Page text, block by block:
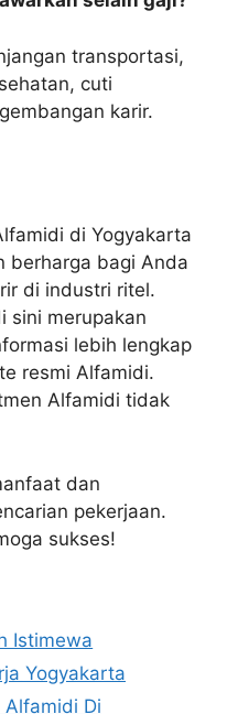
transportasi,
cuti
karir.
di Yogyakarta
berharga bagi Anda
di industri ritel.
sini merupakan
lebih lengkap
resmi Alfamidi.
Alfamidi tidak
dan
pekerjaan.
sukses!
Istimewa
Yogyakarta
Alfamidi Di